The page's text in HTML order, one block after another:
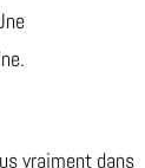
vraiment dans